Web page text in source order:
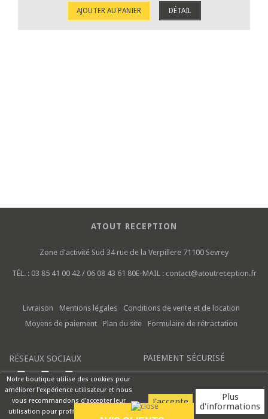
Notre boutique utilise des cookies pour
améliorer l'expérience utilisateur et nous
vous recommandons d'accepter leur
utilisation pour profiter pleinement de
Plus
d'informations
AJOUTER AU PANIER DÉTAIL
ATOUT RECEPTION
Zone d'activité Sud 34 rue de la Verpillere 71100 Sevrey
TÉL. : 03 85 41 00 42 / 06 08 43 61 80E-MAIL : contact@atoutreception.fr
Livraison Mentions légales
Conditions de vente et de location
Moyens de paiement
Plan du site Formulaire de rétractation
RÉSEAUX SOCIAUX PAIEMENT SÉCURISÉ